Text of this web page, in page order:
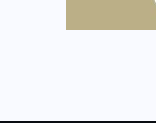
35. Bieg Powstania
poradnik przed